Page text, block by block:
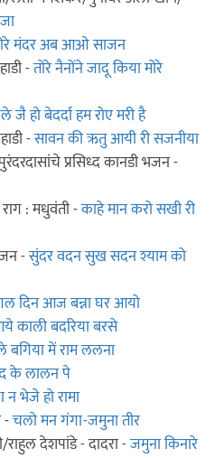
मंदर अब आओ साजन
-तोरे नैनोंने जादू किया मोरे
जै हो बेदर्दा हम रोए मरी है
-सावन की ऋतु आयी री सजनीया
प्रसिध्द कानडी भजन -
: मधुवंती -काहे मान करो सखी री
-सुंदर वदन सुख सदन श्याम को
दिन आज बन्ना घर आयो
काली बदरिया बरसे
में राम ललना
के लालन पे
न भेजे हो रामा
-चलो मन गंगा-जमुना तीर
देशपांडे - दादरा -जमुना किनारे